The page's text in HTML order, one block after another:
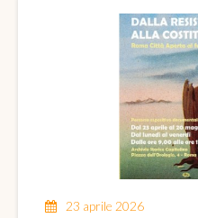
23 aprile 2026